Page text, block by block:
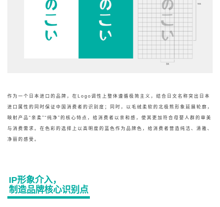
作为一个日本进口的品牌，在Logo调性上整体遵循极简主义，结合日文名称突出日本
进口属性的同时保证中国消费者的识别度；同时，以毛绒柔软的北极熊形象延展轮廓，
映射产品“亲柔”“纯净”的核心特点，给消费者以亲和感，使其更加符合母婴人群的审美
与消费需求。在色彩的选择上以高明度的蓝色作为品牌色，给消费者营造纯洁、清雅、
净丽的感受。
IP形象介入，
制造品牌核心识别点